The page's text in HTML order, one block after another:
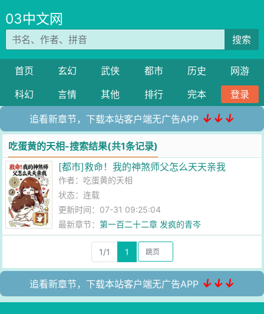
03中文网
搜索
首页 玄幻 武侠 都市 历史
网游
科幻
言情 其他 排行 完本 登录
追看新章节，下载本站客户端无广告APP ↓↓↓
吃蛋黄的天相-搜索结果(共1条记录)
[都市]救命！我的神煞师父怎么天天亲我
作者： 吃蛋黄的天相
状态：连载
更新时间：07-31 09:25:04
最新章节：第一百二十二章 发疯的青岑
1/1 1
追看新章节，下载本站客户端无广告APP ↓↓↓